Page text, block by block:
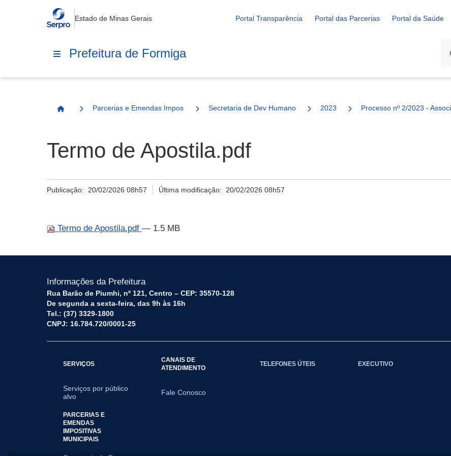
Estado de Minas Gerais Portal Transparência Portal das Parcerias Portal da Saúde
Prefeitura de Formiga
Página Inicial
Parcerias e Emendas Impositivas MunicipaisSecretaria de Dev Humano 2023 Processo nº 2/2023 -
Termo de Apostila.pdf
Publicação: 20/02/2026 08h57 Última modificação: 20/02/2026 08h57
Termo de Apostila.pdf — 1.5 MB
Informações da Prefeitura
Rua Barão de Piumhi, nº 121, Centro – CEP: 35570-128
De segunda a sexta-feira, das 9h às 16h
Tel.: (37) 3329-1800
CNPJ: 16.784.720/0001-25
SERVIÇOS
Serviços por público
alvo
CANAIS DE
ATENDIMENTO
Fale Conosco
TELEFONES ÚTEIS EXECUTIVO
PARCERIAS E
EMENDAS
IMPOSITIVAS
MUNICIPAIS